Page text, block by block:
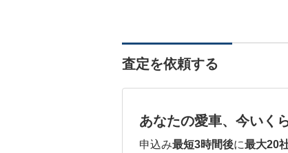
査定を依頼する
あなたの愛車、今いく
申込み最短3時間後に最大20